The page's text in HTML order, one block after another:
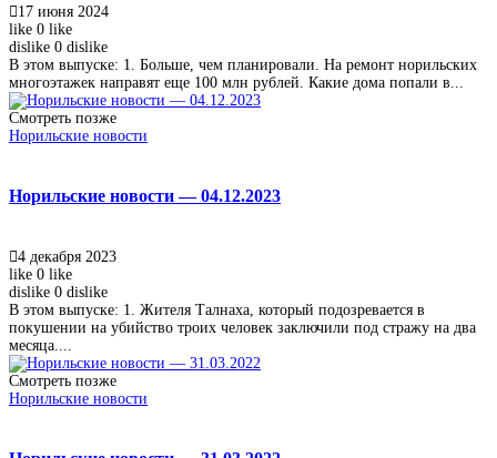
17 июня 2024
like 0 like
dislike 0 dislike
В этом выпуске: 1. Больше, чем планировали. На ремонт норильских
многоэтажек направят еще 100 млн рублей. Какие дома попали в...
Смотреть позже
Норильские новости
Норильские новости — 04.12.2023
4 декабря 2023
like 0 like
dislike 0 dislike
В этом выпуске: 1. Жителя Талнаха, который подозревается в
покушении на убийство троих человек заключили под стражу на два
месяца....
Смотреть позже
Норильские новости